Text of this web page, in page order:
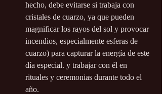
hecho, debe evitarse si trabaja con
cristales de cuarzo, ya que pueden
magnificar los rayos del sol y provocar
incendios, especialmente esferas de
cuarzo) para capturar la energía de este
día especial. y trabajar con él en
rituales y ceremonias durante todo el
año.